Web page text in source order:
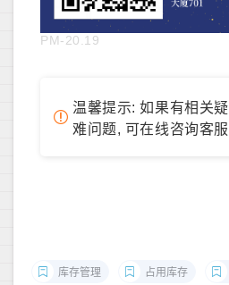
PM-20.19
温馨提示: 如果有相关疑
难问题, 可在线咨询客服
库存管理 占用库存